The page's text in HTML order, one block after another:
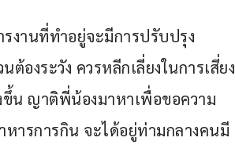
งานที่ทำอยู่จะมีการปรับปรุง
องระวัง ควรหลีกเลี่ยงในการเสี่ยง
น ญาติพี่น้องมาหาเพื่อขอความ
หารการกิน จะได้อยู่ท่ามกลางคนมี